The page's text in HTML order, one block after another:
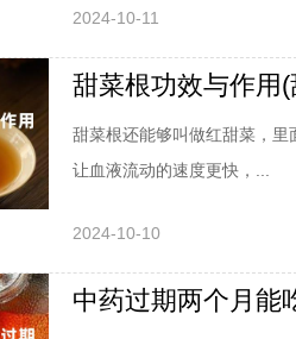
2024-10-11
甜菜根功效与作用
甜菜根还能够叫做红甜菜，
让血液流动的速度更快，...
2024-10-10
中药过期两个月能